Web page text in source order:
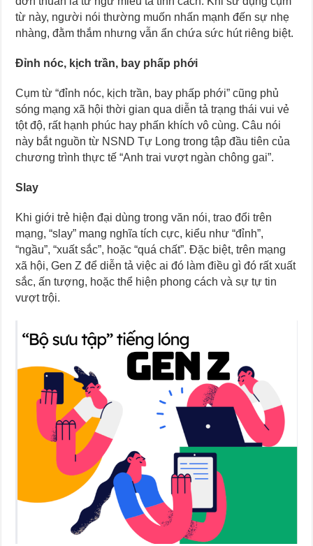
từ này, người nói thường muốn nhấn mạnh đến sự nhẹ
nhàng, đằm thắm nhưng vẫn ẩn chứa sức hút riêng biệt.
Đỉnh nóc, kịch trần, bay phấp phới
Cụm từ “đỉnh nóc, kịch trần, bay phấp phới” cũng phủ
sóng mạng xã hội thời gian qua diễn tả trạng thái vui vẻ
tột độ, rất hạnh phúc hay phấn khích vô cùng. Câu nói
này bắt nguồn từ NSND Tự Long trong tập đầu tiên của
chương trình thực tế “Anh trai vượt ngàn chông gai”.
Slay
Khi giới trẻ hiện đại dùng trong văn nói, trao đổi trên
mạng, “slay” mang nghĩa tích cực, kiểu như “đỉnh”,
“ngầu”, “xuất sắc”, hoặc “quá chất”. Đặc biệt, trên mạng
xã hội, Gen Z để diễn tả việc ai đó làm điều gì đó rất xuất
sắc, ấn tượng, hoặc thể hiện phong cách và sự tự tin
vượt trội.